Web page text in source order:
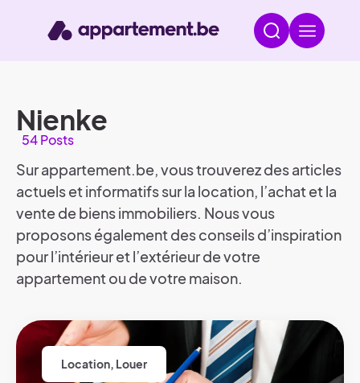
Nienke
54 Posts
Sur appartement.be, vous trouverez des articles
actuels et informatifs sur la location, l’achat et la
vente de biens immobiliers. Nous vous
proposons également des conseils d’inspiration
pour l’intérieur et l’extérieur de votre
appartement ou de votre maison.
Location, Louer